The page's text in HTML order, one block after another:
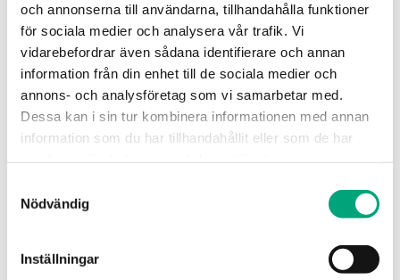
och annonserna till användarna, tillhandahålla funktioner
för sociala medier och analysera vår trafik. Vi
vidarebefordrar även sådana identifierare och annan
information från din enhet till de sociala medier och
annons- och analysföretag som vi samarbetar med.
Dessa kan i sin tur kombinera informationen med annan
information som du har tillhandahållit eller som de har
Nödvändig
Inställningar
REGIN
SCS-S2
Spjällmodul med Modbuskommunikation som
används tillsammans med en Modbus master
DUC. För enkel driftsättning…
Protokoll som stöds
Modbus
2